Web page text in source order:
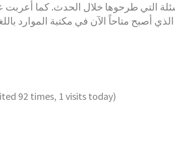
التي طرحوها خلال الحدث. كما أعربت
أصبح متاحاً الآن في مكتبة الموارد
92 times, 1 visits today)